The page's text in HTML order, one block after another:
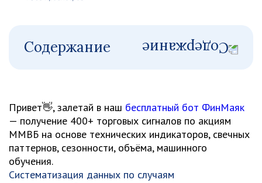
Содержание
Привет👋, залетай в наш бесплатный бот ФинМаяк
— получение 400+ торговых сигналов по акциям
ММВБ на основе технических индикаторов, свечных
паттернов, сезонности, объёма, машинного
обучения.
Систематизация данных по случаям